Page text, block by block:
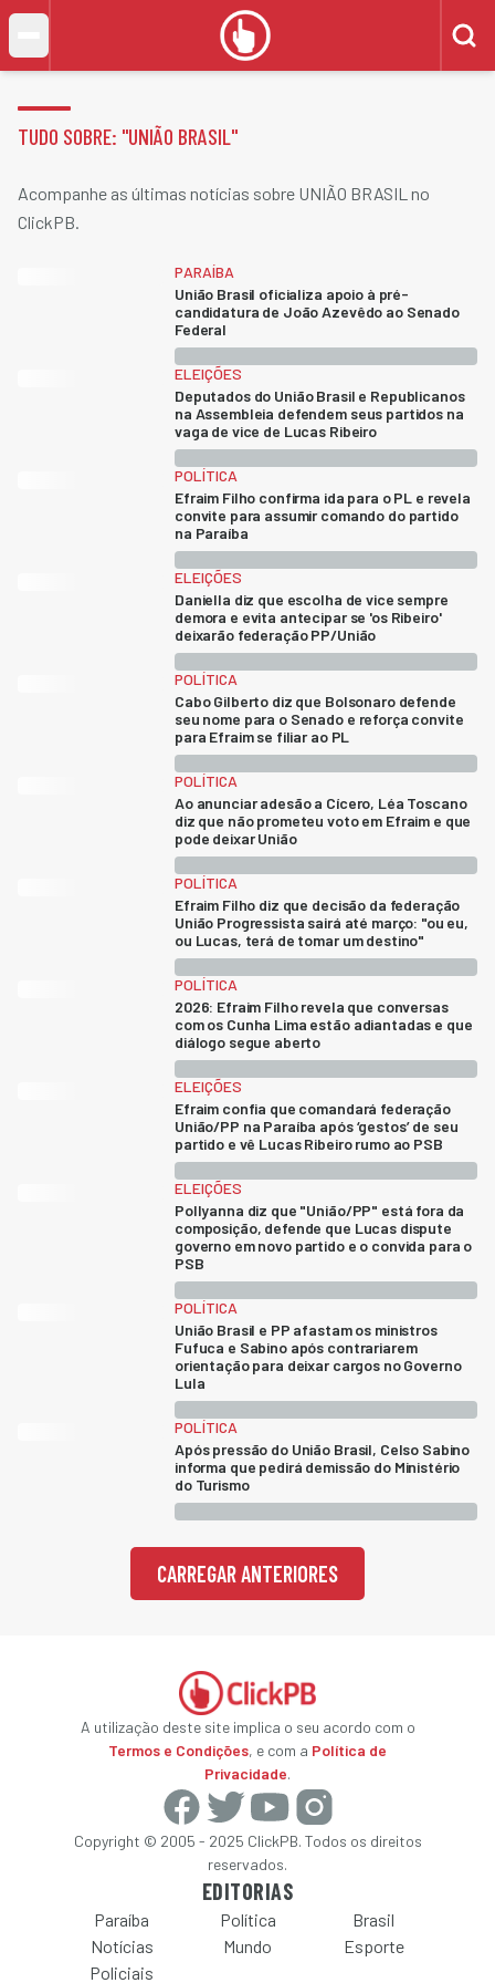
TUDO SOBRE: "UNIÃO BRASIL"
Acompanhe as últimas notícias sobre UNIÃO BRASIL no
ClickPB.
PARAÍBA
União Brasil oficializa apoio à pré-
candidatura de João Azevêdo ao Senado
Federal
ELEIÇÕES
Deputados do União Brasil e Republicanos
na Assembleia defendem seus partidos na
vaga de vice de Lucas Ribeiro
POLÍTICA
Efraim Filho confirma ida para o PL e revela
convite para assumir comando do partido
na Paraíba
ELEIÇÕES
Daniella diz que escolha de vice sempre
demora e evita antecipar se 'os Ribeiro'
deixarão federação PP/União
POLÍTICA
Cabo Gilberto diz que Bolsonaro defende
seu nome para o Senado e reforça convite
para Efraim se filiar ao PL
POLÍTICA
Ao anunciar adesão a Cícero, Léa Toscano
diz que não prometeu voto em Efraim e que
pode deixar União
POLÍTICA
Efraim Filho diz que decisão da federação
União Progressista sairá até março: "ou eu,
ou Lucas, terá de tomar um destino"
POLÍTICA
2026: Efraim Filho revela que conversas
com os Cunha Lima estão adiantadas e que
diálogo segue aberto
ELEIÇÕES
Efraim confia que comandará federação
União/PP na Paraíba após ‘gestos’ de seu
partido e vê Lucas Ribeiro rumo ao PSB
ELEIÇÕES
Pollyanna diz que "União/PP" está fora da
composição, defende que Lucas dispute
governo em novo partido e o convida para o
PSB
POLÍTICA
União Brasil e PP afastam os ministros
Fufuca e Sabino após contrariarem
orientação para deixar cargos no Governo
Lula
POLÍTICA
Após pressão do União Brasil, Celso Sabino
informa que pedirá demissão do Ministério
do Turismo
CARREGAR ANTERIORES
A utilização deste site implica o seu acordo com o
Termos e Condições, e com a Política de
Privacidade.
Copyright © 2005 - 2025 ClickPB. Todos os direitos
reservados.
EDITORIAS
Paraíba Política
Brasil
Notícias
Policiais
Mundo Esporte